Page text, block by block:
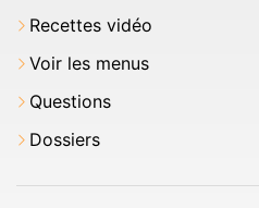
Recettes vidéo
Voir les menus
Questions
Dossiers